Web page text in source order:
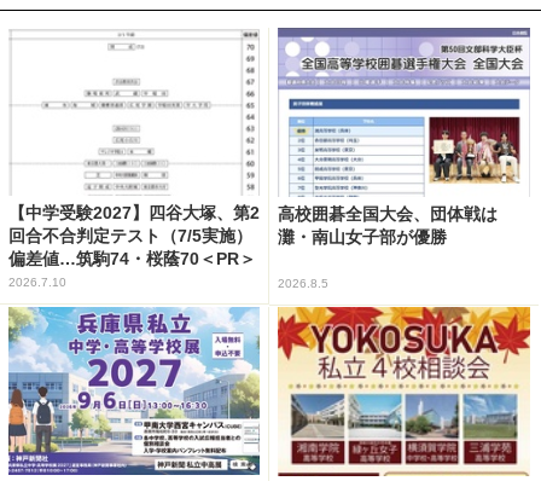
【中学受験2027】四谷大塚、第2
回合不合判定テスト（7/5実施）
偏差値…筑駒74・桜蔭70＜PR＞
2026.7.10
高校囲碁全国大会、団体戦は
灘・南山女子部が優勝
2026.8.5